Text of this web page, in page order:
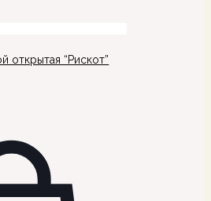
открытая “Рискот”